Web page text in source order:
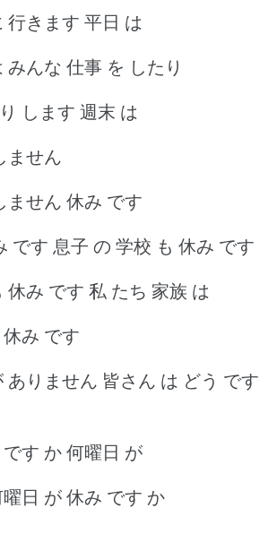
行きます 平日 は
んな 仕事 を したり
します 週末 は
ません
ません 休み です
です 息子 の 学校 も 休み です
休み です 私 たち 家族 は
み です
ありません 皆さん は どう です
す か 何曜日 が
日 が 休み です か